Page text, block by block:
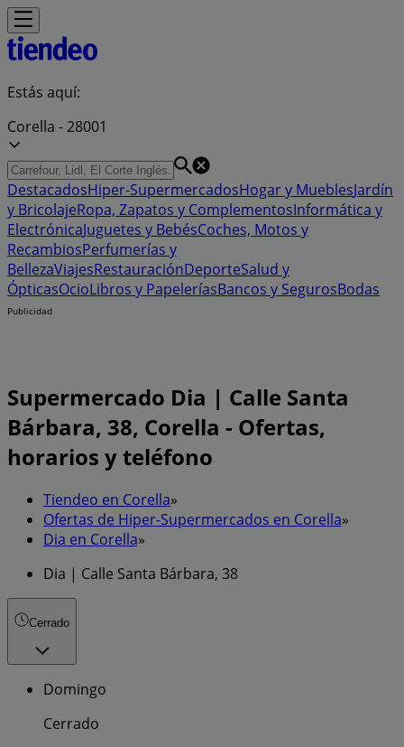
Estás aquí:
Corella - 28001
DestacadosHiper-SupermercadosHogar y MueblesJardín
y BricolajeRopa, Zapatos y ComplementosInformática y
ElectrónicaJuguetes y BebésCoches, Motos y
RecambiosPerfumerías y
BellezaViajesRestauraciónDeporteSalud y
ÓpticasOcioLibros y PapeleríasBancos y SegurosBodas
Publicidad
Supermercado Dia | Calle Santa
Bárbara, 38, Corella - Ofertas,
horarios y teléfono
Tiendeo en Corella»
Ofertas de Hiper-Supermercados en Corella»
Dia en Corella»
Dia | Calle Santa Bárbara, 38
Cerrado
Domingo
Cerrado